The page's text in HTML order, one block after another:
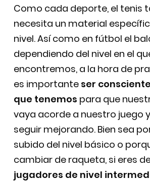
Como cada deporte, el tenis
necesita un material
nivel. Así como en fútbol el
dependiendo del nivel en el
encontremos, a la hora de
es importante ser
que tenemos para que
vaya acorde a nuestro juego
seguir mejorando. Bien sea
subido del nivel básico o
cambiar de raqueta, si eres
jugadores de nivel